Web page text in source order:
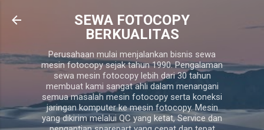
Langsung ke konten utama
SEWA FOTOCOPY
BERKUALITAS
Perusahaan mulai menjalankan bisnis sewa
mesin fotocopy sejak tahun 1990. Pengalaman
sewa mesin fotocopy lebih dari 30 tahun
membuat kami sangat ahli dalam menangani
semua masalah mesin fotocopy serta koneksi
jaringan komputer ke mesin fotocopy. Mesin
yang dikirim melalui QC yang ketat, Service dan